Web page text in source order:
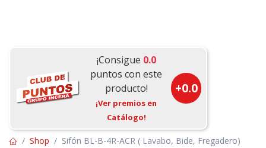
¡Consigue 0.0
puntos con este
producto!
¡Ver premios en
Catálogo!
+0.0
Shop Sifón BL-B-4R-ACR ( Lavabo, Bide, Fregadero)